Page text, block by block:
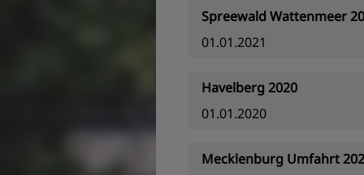
Spreewald Wattenmeer
01.01.2021
Havelberg 2020
01.01.2020
Mecklenburg Umfahrt